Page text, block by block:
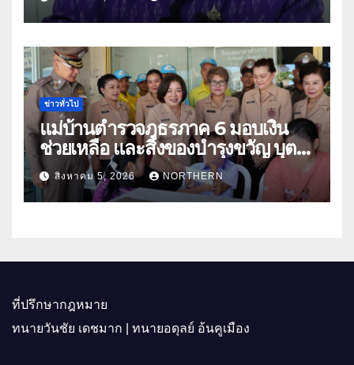
ประโยชน์เกษตรกร ดึงนวัตกรรม-จับ
คู่ธุรกิจดันสินค้าเกษตรสู่สากล (คลิป)
ข่าวทั่วไป
แม่บ้านตำรวจภูธรภาค 6 มอบเงิน
ช่วยเหลือ และสิ่งของบำรุงขวัญ บุตร-
ธิดา ข้าราชการตำรวจจังหวัด
อุทัยธานี
สิงหาคม 5, 2026 NORTHERN
ที่ปรึกษากฎหมาย
ทนายวันชัย เดชมาก | ทนายอดุลย์ อ้นคูเมือง